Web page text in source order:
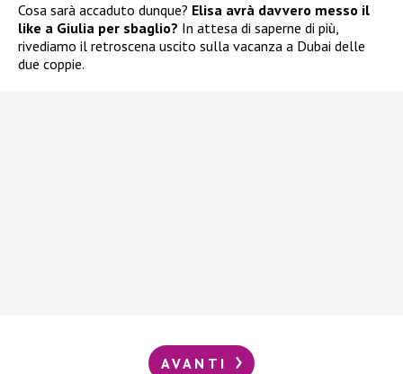
Cosa sarà accaduto dunque? Elisa avrà davvero messo il
like a Giulia per sbaglio? In attesa di saperne di più,
rivediamo il retroscena uscito sulla vacanza a Dubai delle
due coppie.
AVANTI